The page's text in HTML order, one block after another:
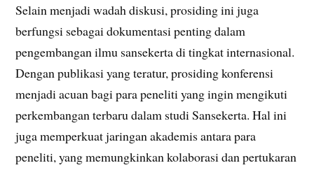
Selain menjadi wadah diskusi, prosiding ini juga
berfungsi sebagai dokumentasi penting dalam
pengembangan ilmu sansekerta di tingkat internasional.
Dengan publikasi yang teratur, prosiding konferensi
menjadi acuan bagi para peneliti yang ingin mengikuti
perkembangan terbaru dalam studi Sansekerta. Hal ini
juga memperkuat jaringan akademis antara para
peneliti, yang memungkinkan kolaborasi dan pertukaran